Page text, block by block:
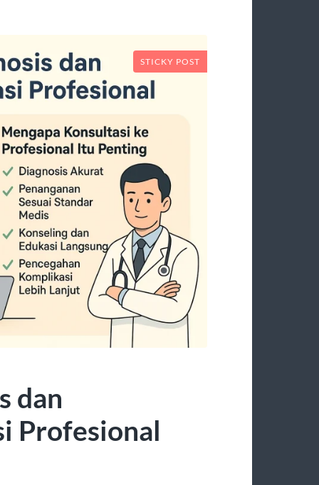
STICKY POST
dan
Profesional